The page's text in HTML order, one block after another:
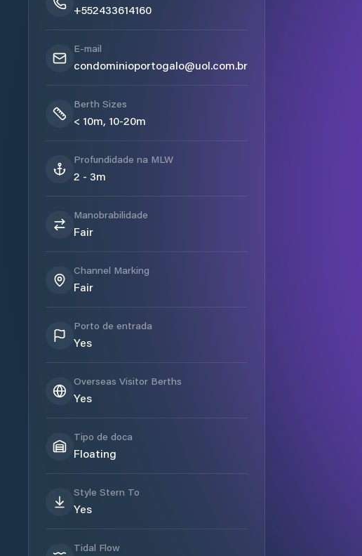
+552433614160
E-mail
condominioportogalo@uol.com.br
Berth Sizes
< 10m, 10-20m
Profundidade na MLW
2 - 3m
Manobrabilidade
Fair
Channel Marking
Fair
Porto de entrada
Yes
Overseas Visitor Berths
Yes
Tipo de doca
Floating
Style Stern To
Yes
Tidal Flow